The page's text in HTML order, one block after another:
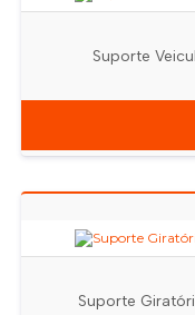
Suporte
Suporte